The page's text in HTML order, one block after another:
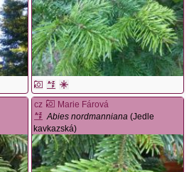
cz
Marie Fárová
Abies nordmanniana (Jedle
kavkazská)